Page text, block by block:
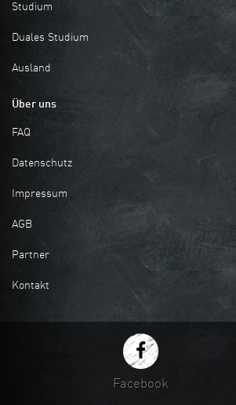
Studium
Duales Studium
Ausland
Über uns
FAQ
Datenschutz
Impressum
AGB
Partner
Kontakt
Facebook